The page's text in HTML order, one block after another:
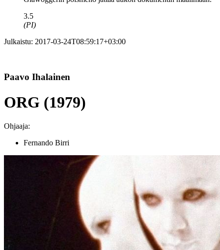
3.5
(PI)
Julkaistu: 2017-03-24T08:59:17+03:00
Paavo Ihalainen
ORG (1979)
Ohjaaja:
Fernando Birri